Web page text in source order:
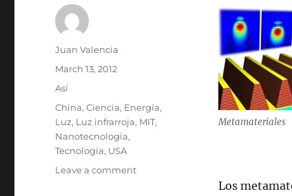
Metamateriales
Los
Author
Juan Valencia
Posted
March 13, 2012
Categories
Así
Tags
China,Ciencia, Energía,
Luz, Luz infrarroja, MIT,
Nanotecnología,
Tecnología, USA
Leave a commenton